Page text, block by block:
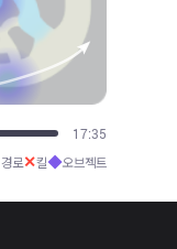
19:25
경로✕킬◆오브젝트